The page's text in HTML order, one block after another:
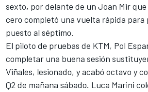
sexto, por delante de un Joan Mirque
cero completó una vuelta rápida para
puesto al séptimo.
El piloto de pruebas de KTM, Pol
completar una buena sesión
Viñales, lesionado, y acabó octavo y
Q2 de mañana sábado. Luca Marini